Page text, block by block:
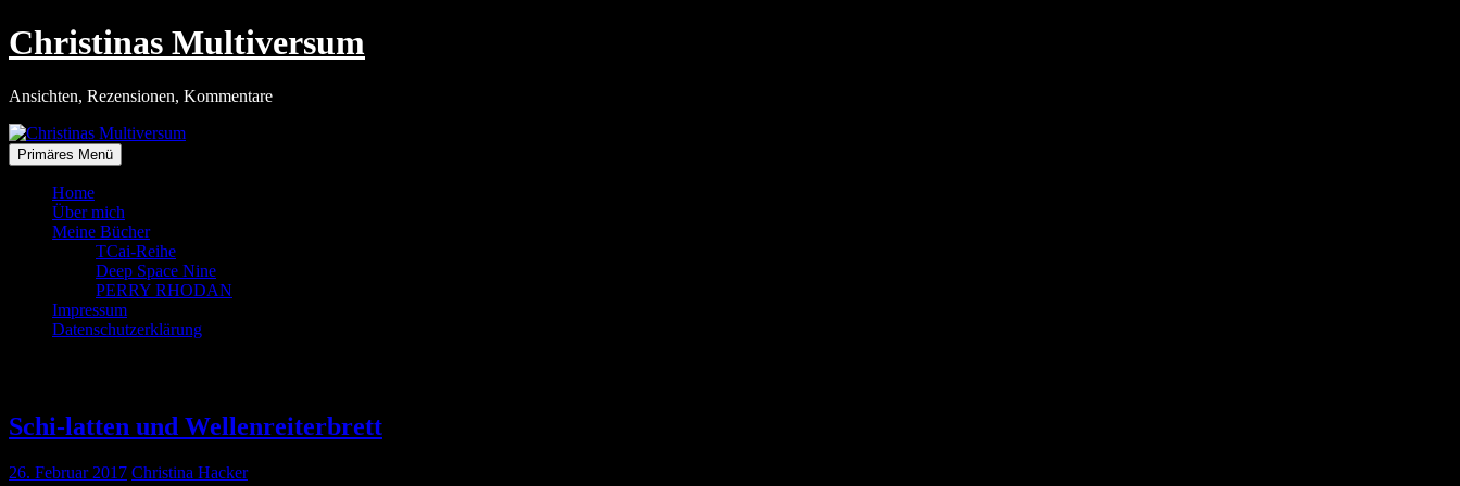
Zum
Inhalt
Christinas Multiversum
Ansichten, Rezensionen, Kommentare
Primäres Menü
Home
Über mich
Meine Bücher
TCai-Reihe
Deep Space Nine
PERRY RHODAN
Impressum
Datenschutzerklärung
Schi-latten und Wellenreiterbrett
26. Februar 2017 Christina Hacker